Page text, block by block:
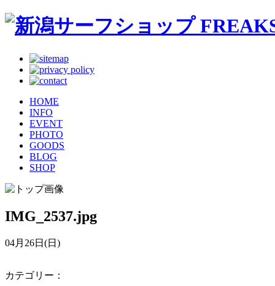
HOME
INFO
EVENT
PHOTO
GOODS
BLOG
SHOP
IMG_2537.jpg
04月26日(日)
カテゴリー：